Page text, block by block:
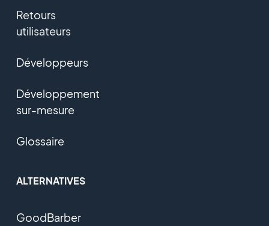
Retours
utilisateurs
Développeurs
Développement
sur-mesure
Glossaire
ALTERNATIVES
GoodBarber